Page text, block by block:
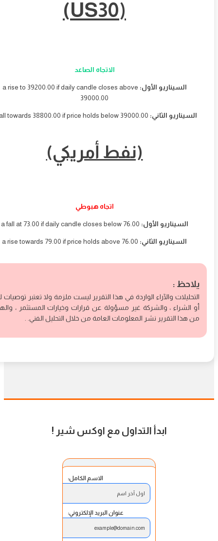
الاتجاه الصاعد
السيناريو الأول:a rise to 39200.00 if daily candle closes above
39000.00
الثاني:a fall towards 38800.00 if price holds below 39000.00
(نفط أمريكي)
اتجاه هبوطي
السيناريو الأول:a fall at 73.00 if daily candle closes below 76.00
السيناريو الثاني:a rise towards 79.00 if price holds above 76.00
:
والآراء الواردة في هذا التقرير ليست ملزمة ولا تعتبر توصيات للبيع
الشراء ، والشركة غير مسؤولة عن قرارات وخيارات المستثمر ، والهدف
التقرير نشر المعلومات العامة من خلال التحليل الفني. .
ابدأ التداول مع اوكس شير !
الاسم الكامل:
اول آخر اسم
عنوان البريد الإلكتروني:
example@domain.com